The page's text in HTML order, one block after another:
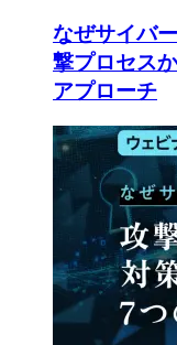
なぜサイバ
撃プロセス
アプローチ